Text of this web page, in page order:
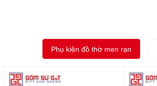
Phụ kiện đồ thờ men rạn